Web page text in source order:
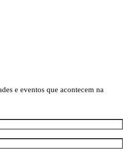
e eventos que acontecem na